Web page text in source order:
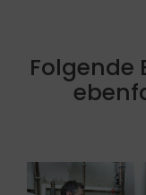
Folgende